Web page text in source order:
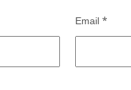
Email *